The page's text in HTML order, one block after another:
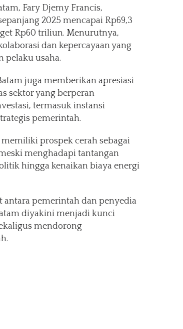
Fary Djemy Francis,
2025 mencapai Rp69,3
Rp60 triliun. Menurutnya,
dan kepercayaan yang
pelaku usaha.
juga memberikan apresiasi
sektor yang berperan
termasuk instansi
pemerintah.
prospek cerah sebagai
menghadapi tantangan
hingga kenaikan biaya energi
antara pemerintah dan penyedia
diyakini menjadi kunci
mendorong